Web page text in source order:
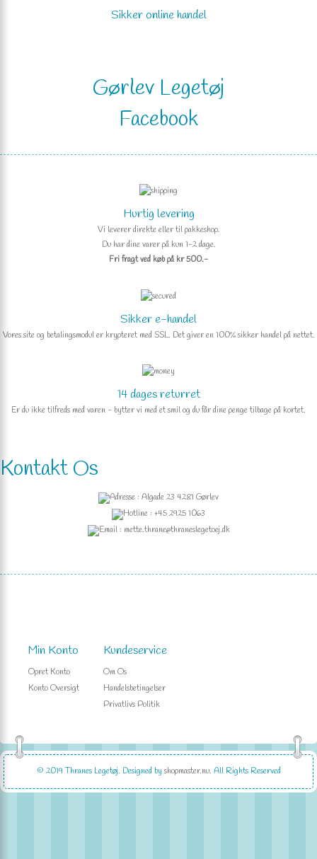
Sikker online handel
Gørlev Legetøj
Facebook
Hurtig levering
Vi leverer direkte eller til pakkeshop.
Du har dine varer på kun 1-2 dage.
Fri fragt ved køb på kr 500.-
Sikker e-handel
Vores site og betalingsmodul er krypteret med SSL. Det giver en 100% sikker handel på nettet.
14 dages returret
Er du ikke tilfreds med varen - bytter vi med et smil og du får dine penge tilbage på kortet.
Kontakt Os
Adresse : Algade 23 4281 Gørlev
Hotline : +45 2925 1063
Email : mette.thrane@thraneslegetoej.dk
Min Konto
Opret Konto
Konto Oversigt
Kundeservice
Om Os
Handelsbetingelser
Privatlivs Politik
© 2019Thranes Legetøj. Designed byshopmaster.nu. All Rights Reserved